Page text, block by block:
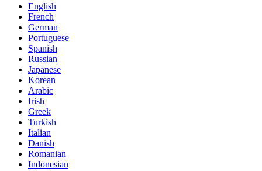
English
French
German
Portuguese
Spanish
Russian
Japanese
Korean
Arabic
Irish
Greek
Turkish
Italian
Danish
Romanian
Indonesian